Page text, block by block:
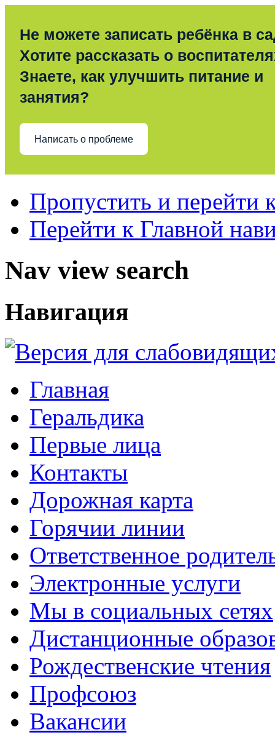
Не можете записать ребёнка в
Хотите рассказать о
Знаете, как улучшить питание и
занятия?
Написать о проблеме
Пропустить и перейти
Перейти к Главной
Nav view search
Навигация
Главная
Геральдика
Первые лица
Контакты
Дорожная карта
Горячии линии
Ответственное
Электронные услуги
Мы в социальных сетях
Дистанционные
Рождественские чтения
Профсоюз
Вакансии